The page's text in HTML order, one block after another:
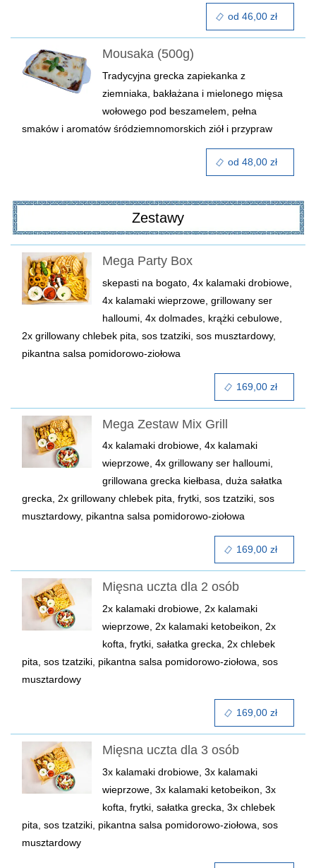
Mousaka (500g)
Tradycyjna grecka zapiekanka z
ziemniaka, bakłażana i mielonego mięsa
wołowego pod beszamelem, pełna
smaków i aromatów śródziemnomorskich ziół i przypraw
Zestawy
Mega Party Box
skepasti na bogato, 4x kalamaki drobiowe,
4x kalamaki wieprzowe, grillowany ser
halloumi, 4x dolmades, krążki cebulowe,
2x grillowany chlebek pita, sos tzatziki, sos musztardowy,
pikantna salsa pomidorowo-ziołowa
Mega Zestaw Mix Grill
4x kalamaki drobiowe, 4x kalamaki
wieprzowe, 4x grillowany ser halloumi,
grillowana grecka kiełbasa, duża sałatka
grecka, 2x grillowany chlebek pita, frytki, sos tzatziki, sos
musztardowy, pikantna salsa pomidorowo-ziołowa
Mięsna uczta dla 2 osób
2x kalamaki drobiowe, 2x kalamaki
wieprzowe, 2x kalamaki ketobeikon, 2x
kofta, frytki, sałatka grecka, 2x chlebek
pita, sos tzatziki, pikantna salsa pomidorowo-ziołowa, sos
musztardowy
Mięsna uczta dla 3 osób
3x kalamaki drobiowe, 3x kalamaki
wieprzowe, 3x kalamaki ketobeikon, 3x
kofta, frytki, sałatka grecka, 3x chlebek
pita, sos tzatziki, pikantna salsa pomidorowo-ziołowa, sos
musztardowy